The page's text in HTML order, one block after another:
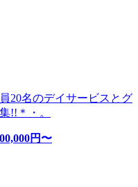
20名のデイサービスとグ
!!＊・。
円〜